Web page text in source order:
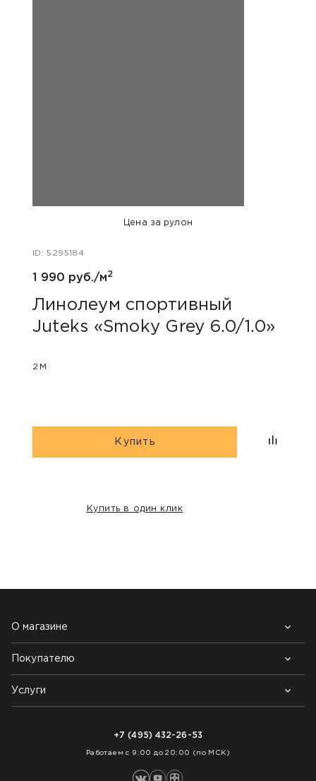
Цена за рулон
ID: 5295184
1 990 руб./м2
Линолеум спортивный
Juteks «Smoky Grey 6.0/1.0»
2М
Купить
Купить в один клик
О магазине
Почему выбирают нас
Контакты
Блог
Покупателю
Возврат товара
Как заказать
Услуги
+7 (495) 432-26-53
Работаем с 9:00 до 20:00 (по МСК)